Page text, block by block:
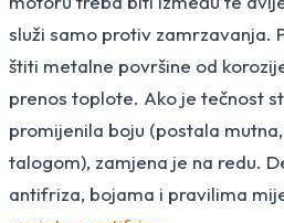
služi samo protiv zamrzavanja.
štiti metalne površine od
prenos toplote. Ako je tečnost
promijenila boju (postala
talogom), zamjena je na redu.
antifriza, bojama i pravilima